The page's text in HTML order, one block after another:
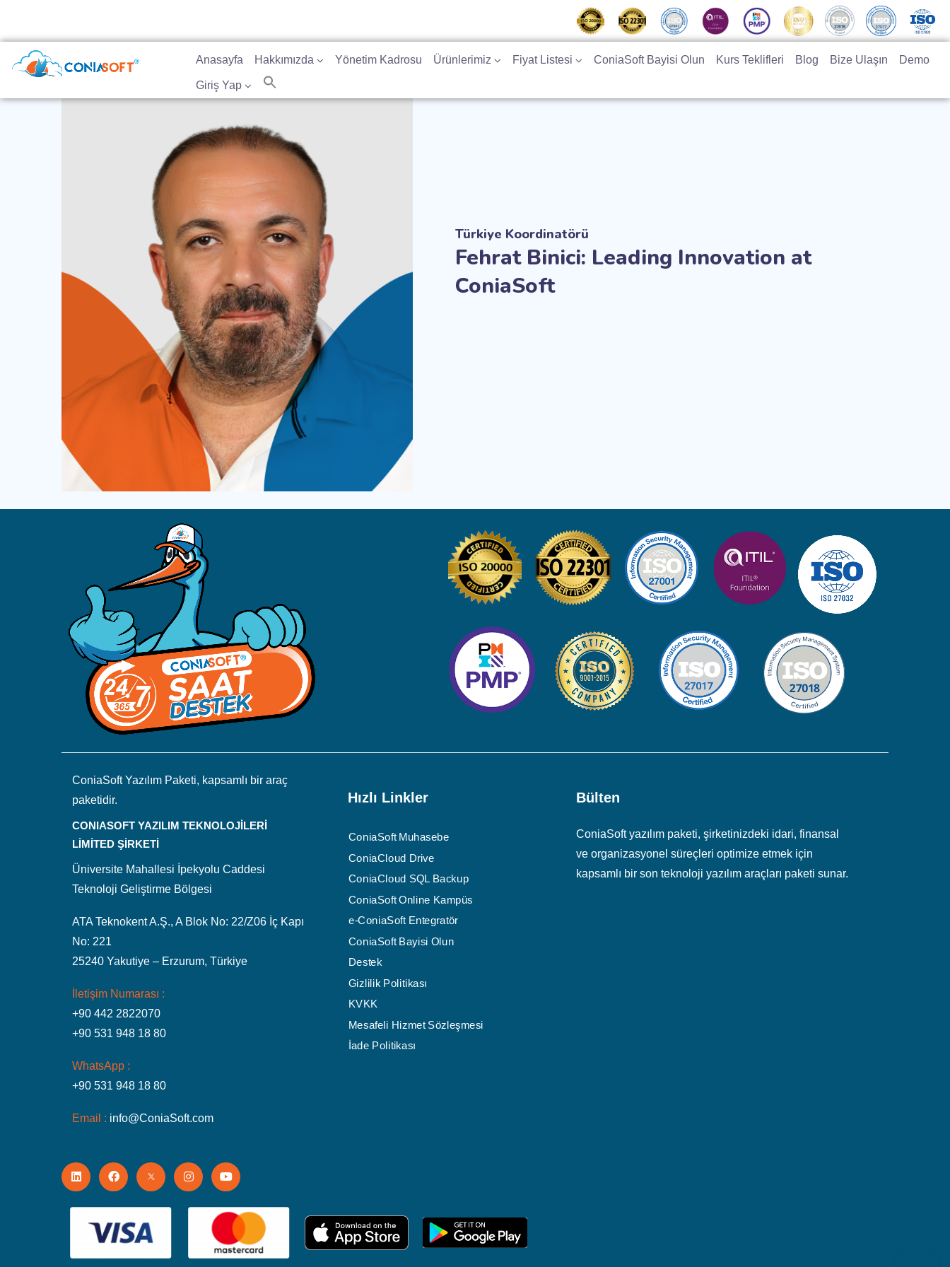
Anasayfa Hakkımızda Yönetim Kadrosu Ürünlerimiz Fiyat Listesi ConiaSoft Bayisi Olun Kurs Teklifleri Blog Bize Ulaşın Demo
Giriş Yap
Türkiye Koordinatörü
Fehrat Binici: Leading Innovation at
ConiaSoft
ConiaSoft Yazılım Paketi, kapsamlı bir araç
paketidir.
CONIASOFT YAZILIM TEKNOLOJİLERİ
LİMİTED ŞİRKETİ
Üniversite Mahallesi İpekyolu Caddesi
Teknoloji Geliştirme Bölgesi
ATA Teknokent A.Ş., A Blok No: 22/Z06 İç Kapı
No: 221
25240 Yakutiye – Erzurum, Türkiye
İletişim Numarası :
+90 442 2822070
+90 531 948 18 80
WhatsApp :
+90 531 948 18 80
Email : info@ConiaSoft.com
Hızlı Linkler
ConiaSoft Muhasebe
ConiaCloud Drive
ConiaCloud SQL Backup
ConiaSoft Online Kampüs
e-ConiaSoft Entegratör
ConiaSoft Bayisi Olun
Destek
Gizlilik Politikası
KVKK
Mesafeli Hizmet Sözleşmesi
İade Politikası
Bülten
ConiaSoft yazılım paketi, şirketinizdeki idari, finansal
ve organizasyonel süreçleri optimize etmek için
kapsamlı bir son teknoloji yazılım araçları paketi sunar.